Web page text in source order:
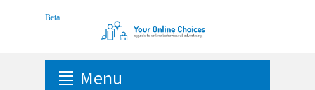
Menu